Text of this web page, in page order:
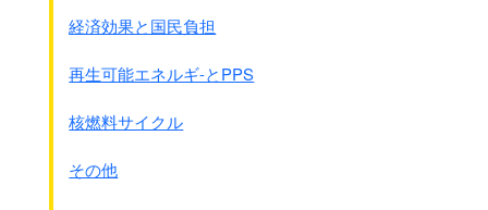
経済効果と国民負担
再生可能エネルギ-とPPS
核燃料サイクル
その他